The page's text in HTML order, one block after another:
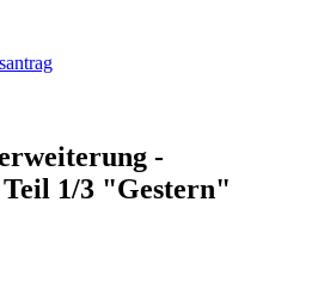
-
1/3 "Gestern"